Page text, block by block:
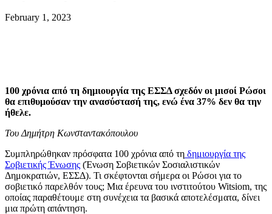
February 1, 2023
100 χρόνια από τη δημιουργία της ΕΣΣΔ σχεδόν οι μισοί Ρώσοι
θα επιθυμούσαν την ανασύστασή της, ενώ ένα 37% δεν θα την
ήθελε.
Του Δημήτρη Κωνσταντακόπουλου
Συμπληρώθηκαν πρόσφατα 100 χρόνια από τη δημιουργία της
Σοβιετικής Ένωσης (Ένωση Σοβιετικών Σοσιαλιστικών
Δημοκρατιών, ΕΣΣΔ). Τι σκέφτονται σήμερα οι Ρώσοι για το
σοβιετικό παρελθόν τους; Μια έρευνα του ινστιτούτου Witsiom, της
οποίας παραθέτουμε στη συνέχεια τα βασικά αποτελέσματα, δίνει
μια πρώτη απάντηση.